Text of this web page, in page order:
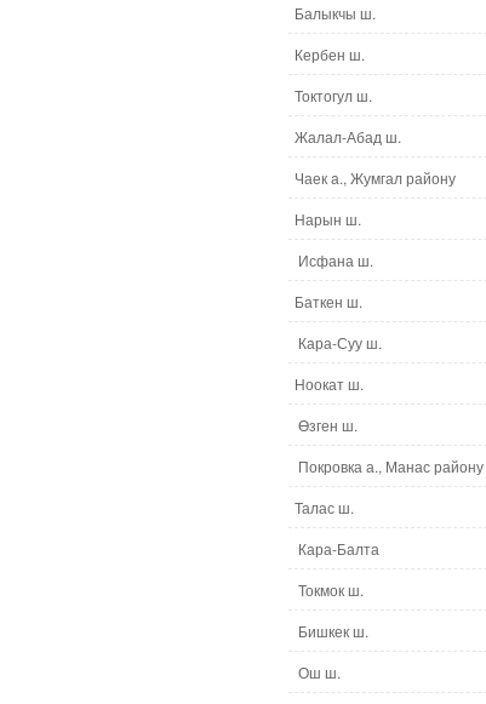
Балыкчы ш.
Кербен ш.
Токтогул ш.
Жалал-Абад ш.
Чаек а., Жумгал району
Нарын ш.
Исфана ш.
Баткен ш.
Кара-Суу ш.
Ноокат ш.
Өзген ш.
Покровка а., Манас району
Талас ш.
Кара-Балта
Токмок ш.
Бишкек ш.
Ош ш.